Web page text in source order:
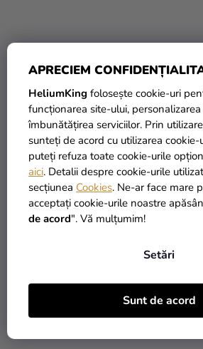
APRECIEM
HeliumKing folosește cookie-uri
funcționarea site-ului,
îmbunătățirea serviciilor. Prin
sunteți de acord cu utilizarea cookie-
puteți refuza toate cookie-urile
aici. Detalii despre cookie-urile
secțiunea Cookies. Ne-ar face mare
acceptați cookie-urile noastre
de acord". Vă mulțumim!
Setări
Sunt de acord
Panglică din saten roşie
100mm/25m
49,90 Lei
ADAUGĂ ÎN COŞ
buc
19,90